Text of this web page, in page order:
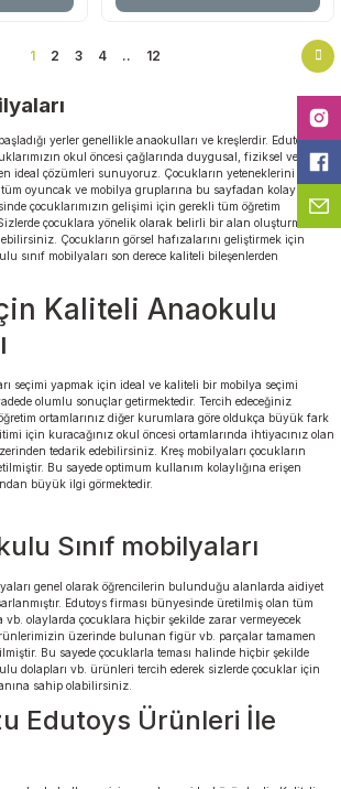
1 2 3 4 .. 12
yerler genellikle anaokulları ve kreşlerdir. Edutoys
okul öncesi çağlarında duygusal, fiziksel ve sosyal
ideal çözümleri sunuyoruz. Çocukların yeteneklerini
oyuncak ve mobilya gruplarına bu sayfadan kolaylıkla
çocuklarımızın gelişimi için gerekli tüm öğretim
çocuklara yönelik olarak belirli bir alan oluşturmak
Çocukların görsel hafızalarını geliştirmek için
sınıf mobilyaları son derece kaliteli bileşenlerden
Kaliteli Anaokulu
seçimi yapmak için ideal ve kaliteli bir mobilya seçimi
olumlu sonuçlar getirmektedir. Tercih edeceğiniz
ortamlarınız diğer kurumlara göre oldukça büyük fark
için kuracağınız okul öncesi ortamlarında ihtiyacınız olan
tedarik edebilirsiniz. Kreş mobilyaları çocukların
Bu sayede optimum kullanım kolaylığına erişen
büyük ilgi görmektedir.
Sınıf mobilyaları
genel olarak öğrencilerin bulunduğu alanlarda aidiyet
Edutoys firması bünyesinde üretilmiş olan tüm
vb. olaylarda çocuklara hiçbir şekilde zarar vermeyecek
üzerinde bulunan figür vb. parçalar tamamen
Bu sayede çocuklarla teması halinde hiçbir şekilde
dolapları vb. ürünleri tercih ederek sizlerde çocuklar için
sahip olabilirsiniz.
Edutoys Ürünleri İle